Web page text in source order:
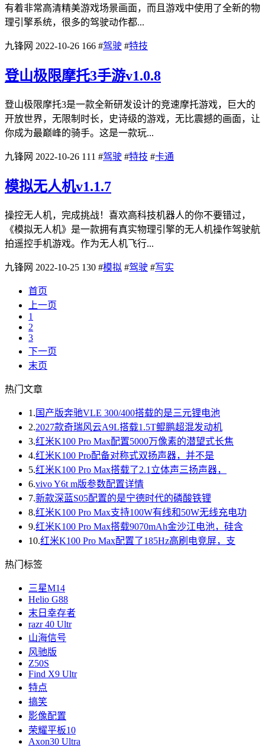
有着非常高清精美游戏场景画面，而且游戏中使用了全新的物
理引擎系统，很多的驾驶动作都...
九锋网 2022-10-26 166 #驾驶 #特技
登山极限摩托3手游v1.0.8
登山极限摩托3是一款全新研发设计的竞速摩托游戏，巨大的
开放世界，无限制时长，史诗级的游戏，无比震撼的画面，让
你成为最巅峰的骑手。这是一款玩...
九锋网 2022-10-26 111 #驾驶 #特技 #卡通
模拟无人机v1.1.7
操控无人机，完成挑战！喜欢高科技机器人的你不要错过，
《模拟无人机》是一款拥有真实物理引擎的无人机操作驾驶航
拍遥控手机游戏。作为无人机飞行...
九锋网 2022-10-25 130 #模拟 #驾驶 #写实
首页
上一页
1
2
3
下一页
末页
热门文章
1. 国产版奔驰VLE 300/400搭载的是三元锂电池
2.2027款奇瑞风云A9L搭载1.5T鲲鹏超混发动机
3.红米K100 Pro Max配置5000万像素的潜望式长焦
4.红米K100 Pro配备对称式双扬声器，并不是
5.红米K100 Pro Max搭载了2.1立体声三扬声器，
6.vivo Y6t m版参数配置详情
7.新款深蓝S05配置的是宁德时代的磷酸铁锂
8.红米K100 Pro Max支持100W有线和50W无线充电功
9.红米K100 Pro Max搭载9070mAh金沙江电池，硅含
10.红米K100 Pro Max配置了185Hz高刷电竞屏，支
热门标签
三星M14
Helio G88
末日幸存者
razr 40 Ultr
山海信号
风驰版
Z50S
Find X9 Ultr
特点
搞笑
影像配置
荣耀平板10
Axon30 Ultra